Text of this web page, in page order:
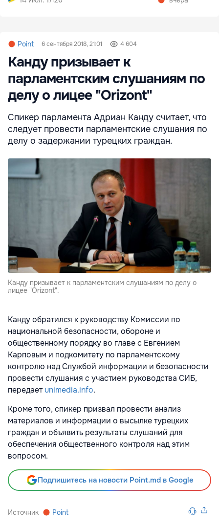
Point 6 сентября 2018, 21:01 4 604
Канду призывает к
парламентским слушаниям по
делу о лицее "Orizont"
Спикер парламента Адриан Канду считает, что
следует провести парламентские слушания по
делу о задержании турецких граждан.
Канду призывает к парламентским слушаниям по делу о
лицее "Orizont".
Канду обратился к руководству Комиссии по
национальной безопасности, обороне и
общественному порядку во главе с Евгением
Карповым и подкомитету по парламентскому
контролю над Службой информации и безопасности
провести слушания с участием руководства СИБ,
передаетunimedia.info.
Кроме того, спикер призвал провести анализ
материалов и информации о высылке турецких
граждан и объявить результаты слушаний для
обеспечения общественного контроля над этим
вопросом.
Подпишитесь на новости Point.md в Google
Источник Point